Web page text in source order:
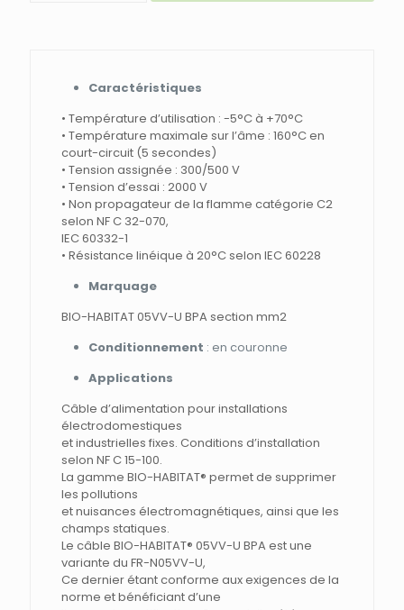
Caractéristiques
• Température d’utilisation : -5°C à +70°C
• Température maximale sur l’âme : 160°C en
court-circuit (5 secondes)
• Tension assignée : 300/500 V
• Tension d’essai : 2000 V
• Non propagateur de la flamme catégorie C2
selon NF C 32-070,
IEC 60332-1
• Résistance linéique à 20°C selon IEC 60228
Marquage
BIO-HABITAT 05VV-U BPA section mm2
Conditionnement : en couronne
Applications
Câble d’alimentation pour installations
électrodomestiques
et industrielles fixes. Conditions d’installation
selon NF C 15-100.
La gamme BIO-HABITAT® permet de supprimer
les pollutions
et nuisances électromagnétiques, ainsi que les
champs statiques.
Le câble BIO-HABITAT® 05VV-U BPA est une
variante du FR-N05VV-U,
Ce dernier étant conforme aux exigences de la
norme et bénéficiant d’une